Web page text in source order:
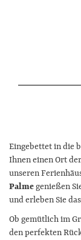
Eingebettet in die
Ihnen einen Ort
unseren
Palmegenießen
und erleben Sie
Ob gemütlich im
den perfekten